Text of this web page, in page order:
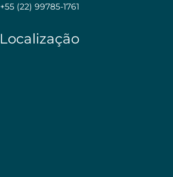
+55 (22) 99785-1761
Localização